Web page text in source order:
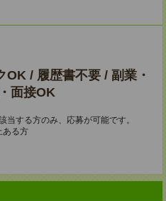
/ 履歴書不要 / 副業・
面接OK
当する方のみ、応募が可能です。
ある方